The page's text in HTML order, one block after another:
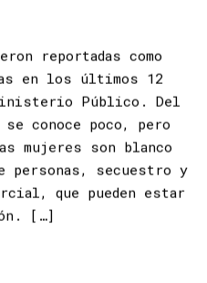
reportadas como
en los últimos 12
Público. Del
conoce poco, pero
mujeres son blanco
personas, secuestro y
que pueden estar
[…]